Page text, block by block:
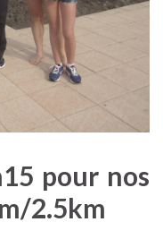
pour nos
2.5km